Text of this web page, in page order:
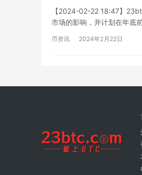
【2024-02-22 18:47】
市场的影响，并计划在年底
币资讯 2024年2月22日